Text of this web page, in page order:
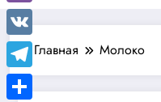
Главная Молоко
Viber
VK
Telegram